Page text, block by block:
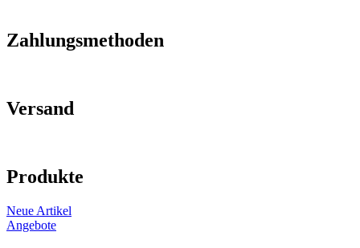
Zahlungsmethoden
Versand
Produkte
Neue Artikel
Angebote